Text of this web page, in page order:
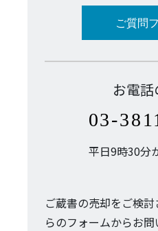
ご質問
お電
03-
平日9時30分
ご蔵書の売却をご検
らのフォームからお問